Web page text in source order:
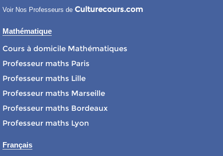
Voir Nos Professeurs de Culturecours.com
Mathématique
Cours à domicile Mathématiques
Professeur maths Paris
Professeur maths Lille
Professeur maths Marseille
Professeur maths Bordeaux
Professeur maths Lyon
Français